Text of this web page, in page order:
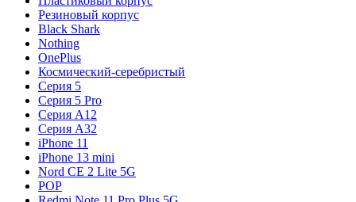
Резиновый корпус
Black Shark
Nothing
OnePlus
Космический-серебристый
Серия 5
Серия 5 Pro
Серия A12
Серия A32
iPhone 11
iPhone 13 mini
Nord CE 2 Lite 5G
POP